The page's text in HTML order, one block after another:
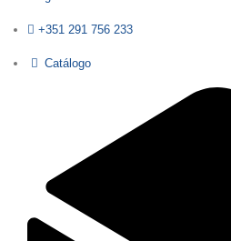
+351 291 756 233
Catálogo